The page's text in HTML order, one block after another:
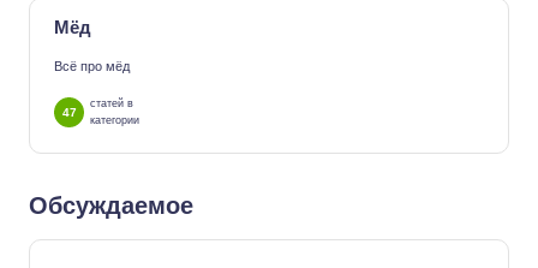
Мёд
Всё про мёд
47
статей в
категории
Обсуждаемое